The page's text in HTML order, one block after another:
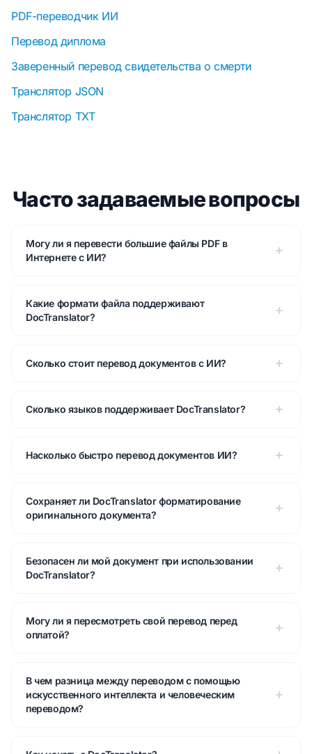
PDF-переводчик ИИ
Перевод диплома
Заверенный перевод свидетельства о смерти
Транслятор JSON
Транслятор TXT
Часто задаваемые вопросы
Могу ли я перевести большие файлы PDF в
Интернете с ИИ?
Какие формати файла поддерживают
DocTranslator?
Сколько стоит перевод документов с ИИ?
Сколько языков поддерживает DocTranslator?
Насколько быстро перевод документов ИИ?
Сохраняет ли DocTranslator форматирование
оригинального документа?
Безопасен ли мой документ при использовании
DocTranslator?
Могу ли я пересмотреть свой перевод перед
оплатой?
В чем разница между переводом с помощью
искусственного интеллекта и человеческим
переводом?